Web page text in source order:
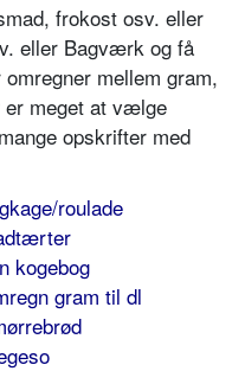
frokost osv. eller
eller Bagværk og få
mellem gram,
er meget at vælge
opskrifter med
roulade
kogebog
gram til dl